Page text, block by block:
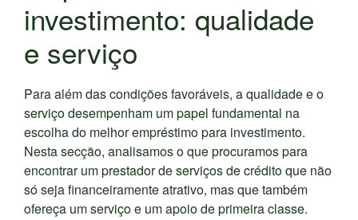
investimento: qualidade
e serviço
Para além das condições favoráveis, a qualidade e o
serviço desempenham um papel fundamental na
escolha do melhor empréstimo para investimento.
Nesta secção, analisamos o que procuramos para
encontrar um prestador de serviços de crédito que não
só seja financeiramente atrativo, mas que também
ofereça um serviço e um apoio de primeira classe.